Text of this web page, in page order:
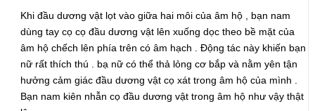
Khi đầu dương vật lọt vào giữa hai môi của âm hộ , bạn nam
dùng tay cọ cọ đầu dương vật lên xuống dọc theo bề mặt của
âm hộ chếch lên phía trên có âm hạch . Động tác này khiến bạn
nữ rất thích thú . bạ nữ có thể thả lỏng cơ bắp và nằm yên tận
hưởng cảm giác đầu dương vật cọ xát trong âm hộ của mình .
Bạn nam kiên nhẫn cọ đầu dương vật trong âm hộ như vậy thật